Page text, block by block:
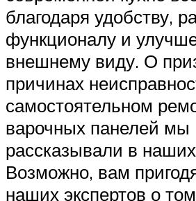
благодаря удобству,
функционалу и
внешнему виду. О
причинах
самостоятельном
варочных панелей мы
рассказывали в
Возможно, вам
наших экспертов о